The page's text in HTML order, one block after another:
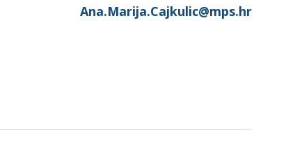
Ana.Marija.Cajkulic@mps.hr